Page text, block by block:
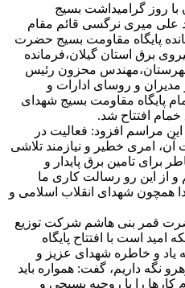
روز گرامیداشت بسیج
میری نرگسی قائم مقام
پایگاه مقاومت بسیج حضرت
برق استان گیلان،فرمانده
شهرستان،مهندس محزون رئیس
و روسای ادارات و
پایگاه مقاومت بسیج شهدای
افتتاح شد.
مراسم افزود: فعالیت در
آن، امری خطیر و نیازمند تلاشی
برای تامین برق پایدار و
و از این رو رسالت کاری ما
همچون شهدای انقلاب اسلامی و
قمر بنی هاشم شرکت توزیع
امید است با افتتاح پایگاه
و خاطره شهدای عزیز و
نگه داریم، گفت: همواره باید
کارها را با روحیه بسیجی و